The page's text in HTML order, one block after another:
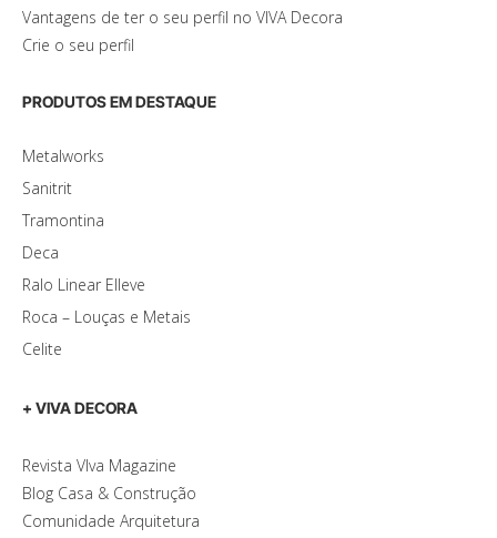
Vantagens de ter o seu perfil no VIVA Decora
Crie o seu perfil
PRODUTOS EM DESTAQUE
Metalworks
Sanitrit
Tramontina
Deca
Ralo Linear Elleve
Roca – Louças e Metais
Celite
+ VIVA DECORA
Revista VIva Magazine
Blog Casa & Construção
Comunidade Arquitetura